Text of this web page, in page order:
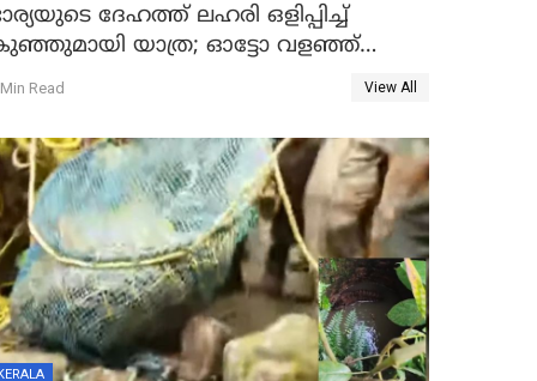
ദേഹത്ത് ലഹരി ഒളിപ്പിച്ച്
യാത്ര; ഓട്ടോ വളഞ്ഞ്
പിടികൂടി പൊലീസ്
Read View All
KERALA